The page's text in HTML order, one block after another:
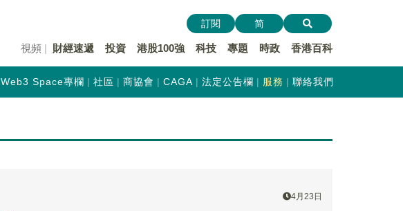
視頻 財經速遞 投資 港股100強 科技 專題 時政 香港百科
訂閱 简
Web3 Space專欄 社區 商協會 CAGA 法定公告欄 服務 聯絡我們
4月23日